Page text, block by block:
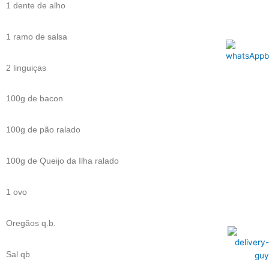
1 dente de alho
1 ramo de salsa
2 linguiças
100g de bacon
100g de pão ralado
100g de Queijo da Ilha ralado
1 ovo
Oregãos q.b.
Sal qb